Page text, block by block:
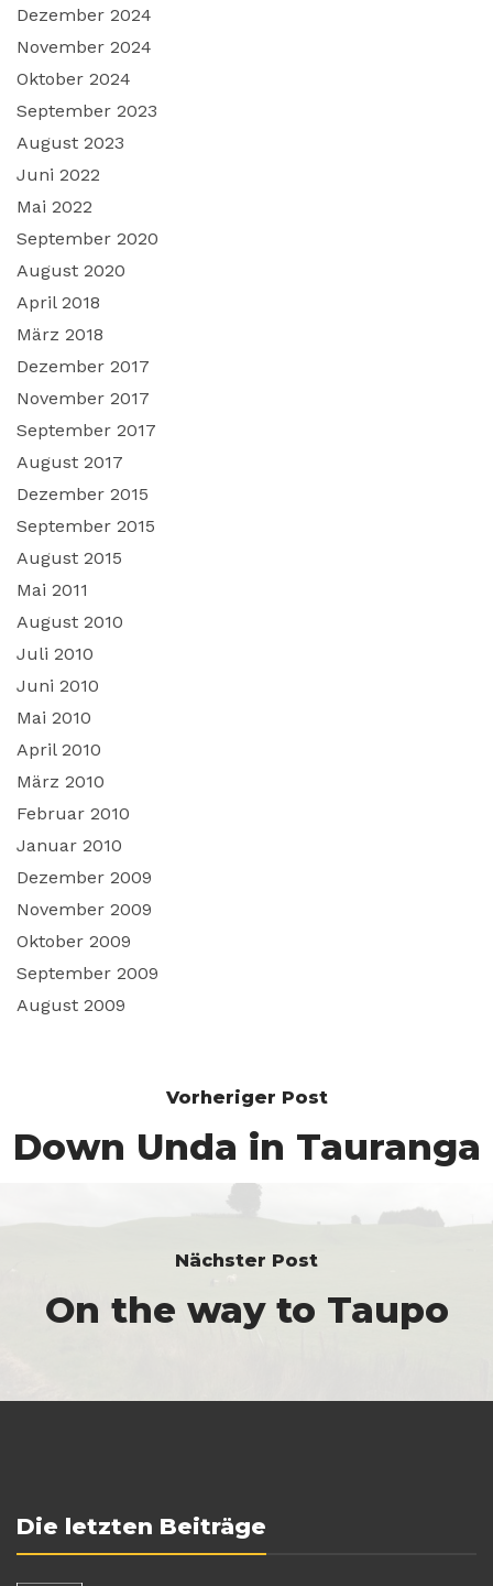
Dezember 2024
November 2024
Oktober 2024
September 2023
August 2023
Juni 2022
Mai 2022
September 2020
August 2020
April 2018
März 2018
Dezember 2017
November 2017
September 2017
August 2017
Dezember 2015
September 2015
August 2015
Mai 2011
August 2010
Juli 2010
Juni 2010
Mai 2010
April 2010
März 2010
Februar 2010
Januar 2010
Dezember 2009
November 2009
Oktober 2009
September 2009
August 2009
Vorheriger Post
Down Unda in Tauranga
Nächster Post
On the way to Taupo
Die letzten Beiträge